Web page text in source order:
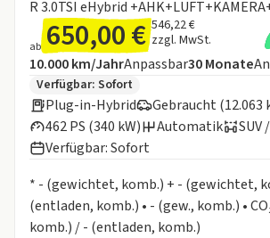
R 3.0TSI eHybrid
ab 650,00 € 546,22 €
zzgl. MwSt.
Angebotsdetails:
Inklusive Laufleistung
10.000 km/JahrAnpassbarLaufzeit
30Monate
Zusätzliche Fahrzeuginformationen:
Verfügbar: Sofort
Plug-in-Hybrid
Gebraucht (12.063
462 PS (340 kW)
Automatik
SUV
Verfügbar: Sofort
* - (gewichtet, komb.) + - (gewichtet,
(entladen, komb.) • - (gew., komb.) •
komb.) / - (entladen, komb.)